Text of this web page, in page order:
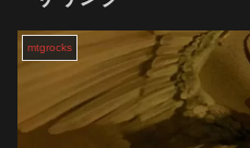
mtgrocks